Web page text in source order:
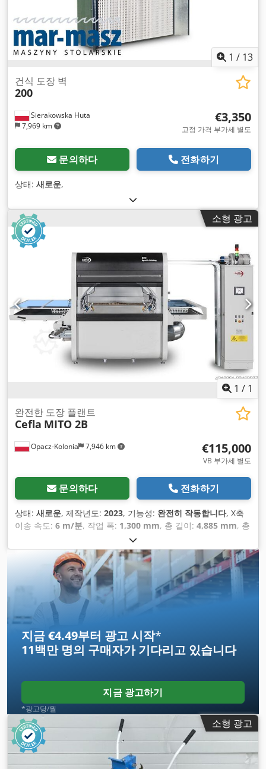
1 / 13
Sierakowska Huta
7,969 km
건식 도장 벽
200
€3,350
고정 가격 부가세 별도
문의하다 전화하기
상태: 새로운,
소형 광고
1 / 1
Opacz-Kolonia 7,946 km
완전한 도장 플랜트
Cefla MITO 2B
€115,000
VB 부가세 별도
문의하다 전화하기
상태: 새로운, 제작년도: 2023, 기능성: 완전히 작동합니다, X축
이송 속도: 6 m/분, 작업 폭: 1,300 mm, 총 길이: 4,885 mm, 총
3,780 mm
높이:900 mm, 입력 전압:380 V, 입력 주파수:50 헤르츠, 에너
지 소비:17 킬로와트시, 보증 기간:12 개월 ,
지금 €4.49부터 광고 시작*
11백만 명의 구매자가 기다리고 있습니다
지금 광고하기
*광고당/월
소형 광고